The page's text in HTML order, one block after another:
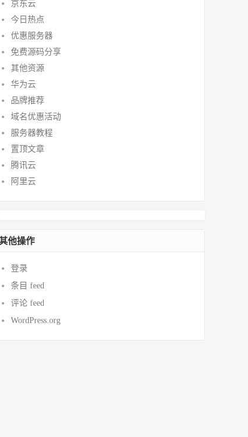
京东云
今日热点
优惠服务器
免费源码分享
其他资源
华为云
品牌推荐
域名优惠活动
服务器教程
置顶文章
腾讯云
阿里云
他操作
登录
条目 feed
评论 feed
WordPress.org